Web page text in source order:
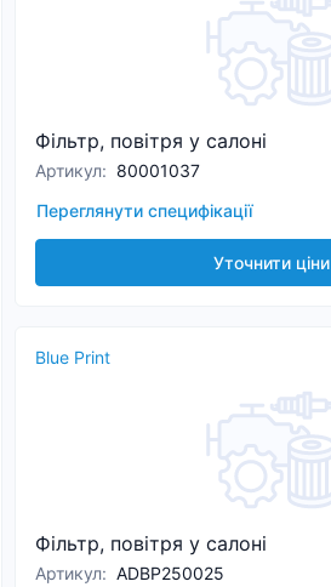
Фільтр, повітря у салоні
Артикул: 80001037
Переглянути специфікації
Уточнити ціни
Blue Print
Фільтр, повітря у салоні
Артикул: ADBP250025